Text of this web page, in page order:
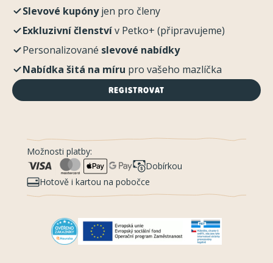
Slevové kupónyjen pro členy
Exkluzivní členstvív Petko+ (připravujeme)
Personalizované slevové nabídky
Nabídka šitá na míru pro vašeho mazlíčka
REGISTROVAT
Možnosti platby:
Dobírkou
Hotově i kartou na pobočce